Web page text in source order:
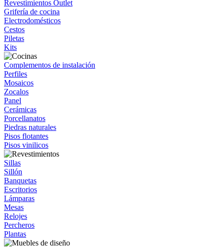
Revestimientos Outlet
Grifería de cocina
Electrodomésticos
Cestos
Piletas
Kits
Complementos de instalación
Perfiles
Mosaicos
Zocalos
Panel
Cerámicas
Porcellanatos
Piedras naturales
Pisos flotantes
Pisos vinilicos
Sillas
Sillón
Banquetas
Escritorios
Lámparas
Mesas
Relojes
Percheros
Plantas